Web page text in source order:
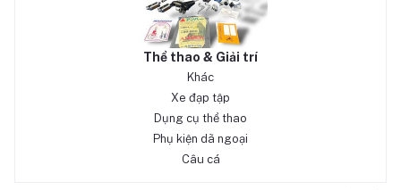
Thể thao & Giải trí
Khác
Xe đạp tập
Dụng cụ thể thao
Phụ kiện dã ngoại
Câu cá